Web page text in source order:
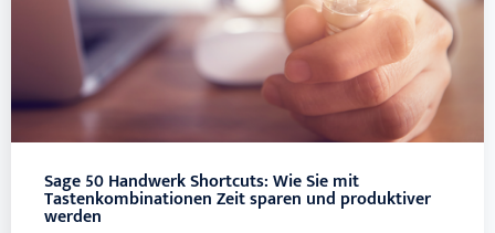
Sage 50 Handwerk Shortcuts: Wie Sie mit
Tastenkombinationen Zeit sparen und produktiver
werden